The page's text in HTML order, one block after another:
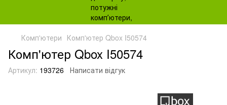
Комп'ютери Комп'ютер Qbox I50574
Комп'ютер Qbox I50574
Артикул: 193726 Написати відгук